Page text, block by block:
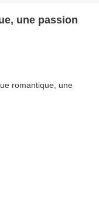
une passion